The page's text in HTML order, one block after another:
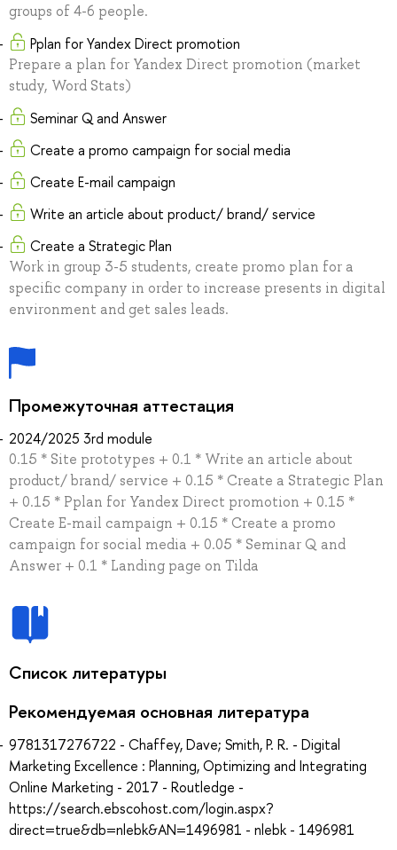
groups of 4-6 people.
Pplan for Yandex Direct promotion
Prepare a plan for Yandex Direct promotion (market
study, Word Stats)
Seminar Q and Answer
Create a promo campaign for social media
Create E-mail campaign
Write an article about product/ brand/ service
Create a Strategic Plan
Work in group 3-5 students, create promo plan for a
specific company in order to increase presents in digital
environment and get sales leads.
Промежуточная аттестация
2024/2025 3rd module
0.15 * Site prototypes + 0.1 * Write an article about
product/ brand/ service + 0.15 * Create a Strategic Plan
+ 0.15 * Pplan for Yandex Direct promotion + 0.15 *
Create E-mail campaign + 0.15 * Create a promo
campaign for social media + 0.05 * Seminar Q and
Answer + 0.1 * Landing page on Tilda
Список литературы
Рекомендуемая основная литература
9781317276722 - Chaffey, Dave; Smith, P. R. - Digital
Marketing Excellence : Planning, Optimizing and Integrating
Online Marketing - 2017 - Routledge -
https://search.ebscohost.com/login.aspx?
direct=true&db=nlebk&AN=1496981 - nlebk - 1496981